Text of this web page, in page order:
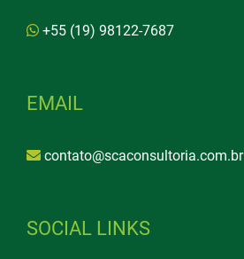
+55 (19) 98122-7687
EMAIL
contato@scaconsultoria.com.br
SOCIAL LINKS